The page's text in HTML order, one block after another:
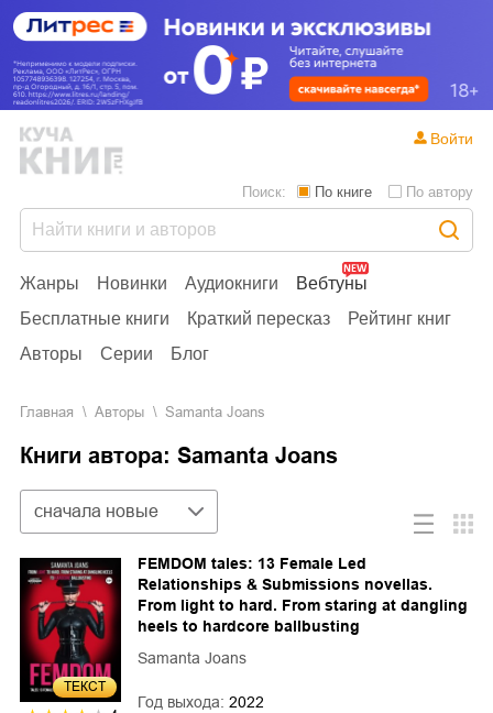
Жанры Новинки Аудиокниги
Вебтуны
Бесплатные книги
Краткий пересказ
Рейтинг книг
Авторы
Серии Блог
Поиск: По книге По автору
Войти
Главная Aвторы Samanta Joans
Книги автора: Samanta Joans
Сортировка
сначала новые
ТЕКСТ
FEMDOM tales: 13 Female Led
Relationships & Submissions novellas.
From light to hard. From staring at dangling
heels to hardcore ballbusting
Samanta Joans
Год выхода: 2022